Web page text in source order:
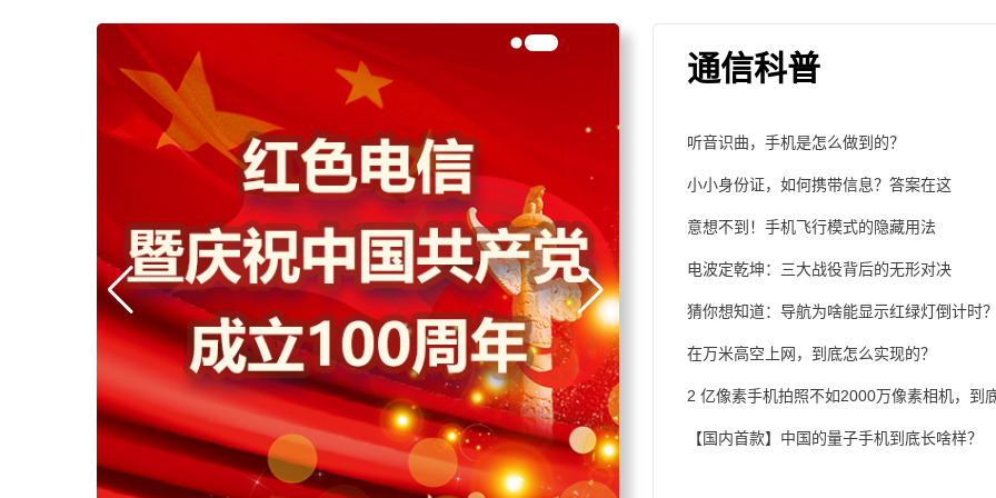
通信科普
听音识曲，手机是怎么做到的？
小小身份证，如何携带信息？答案在这
意想不到！手机飞行模式的隐藏用法
电波定乾坤：三大战役背后的无形对决
猜你想知道：导航为啥能显示红绿灯倒计时？
在万米高空上网，到底怎么实现的？
2 亿像素手机拍照不如2000万像素相机，到
【国内首款】中国的量子手机到底长啥样？